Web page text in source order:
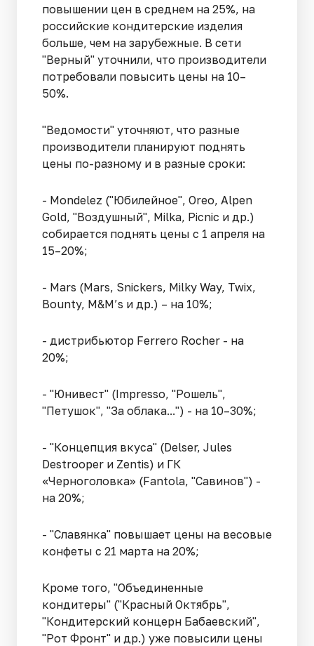
повышении цен в среднем на 25%, на
российские кондитерские изделия
больше, чем на зарубежные. В сети
"Верный" уточнили, что производители
потребовали повысить цены на 10–
50%.
"Ведомости" уточняют, что разные
производители планируют поднять
цены по-разному и в разные сроки:
- Mondelez ("Юбилейное", Oreo, Alpen
Gold, "Воздушный", Milka, Picnic и др.)
собирается поднять цены с 1 апреля на
15–20%;
- Mars (Mars, Snickers, Milky Way, Twix,
Bounty, M&M’s и др.) – на 10%;
- дистрибьютор Ferrero Rocher - на
20%;
- "Юнивест" (Impresso, "Рошель",
"Петушок", "За облака...") - на 10–30%;
- "Концепция вкуса" (Delser, Jules
Destrooper и Zentis) и ГК
«Черноголовка» (Fantola, "Савинов") -
на 20%;
- "Славянка" повышает цены на весовые
конфеты с 21 марта на 20%;
Кроме того, "Объединенные
кондитеры" ("Красный Октябрь",
"Кондитерский концерн Бабаевский",
"Рот Фронт" и др.) уже повысили цены